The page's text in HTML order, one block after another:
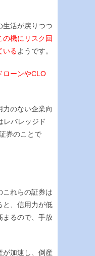
生活が戻りつつ
の機にリスク回
いるようです。
ローンやCLO
力のない企業向
レバレッジド
券のことで
これらの証券は
と、信用力が低
まるので、手放
が加速し、倒産